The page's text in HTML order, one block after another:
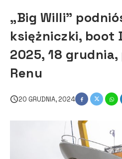
„Big Willi”
księżniczki, boot
2025, 18
Renu
20 GRUDNIA, 2024